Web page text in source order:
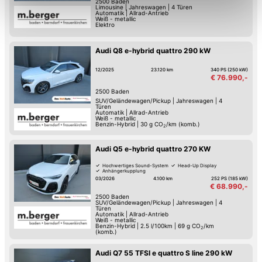
Einschränkung womöglich nicht mehr alle
Funktionalitäten der Website zur Verfügung stehen. Sie
Datenschutzerklärunganpassen.
Limousine| Jahreswagen
4 Türen
Automatik| Allrad-Antrieb
Weiß - metallic
Elektro
Audi Q8 e-hybrid quattro 290 kW
12/2025 23.120 km 340 PS (250 kW)
€ 76.990,-
2500 Baden
SUV/Geländewagen/Pickup| Jahreswagen
4
Türen
Automatik| Allrad-Antrieb
Weiß - metallic
Benzin-Hybrid
30 g CO2 /km (komb.)
Audi Q5 e-hybrid quattro 270 KW
Hochwertiges Sound-System
Head-Up Display
Anhängerkupplung
03/2026
4.100 km 252 PS (185 kW)
€ 68.990,-
2500 Baden
SUV/Geländewagen/Pickup| Jahreswagen
4
Türen
Automatik| Allrad-Antrieb
Weiß - metallic
Benzin-Hybrid
2.5 l/100km 69 g CO2 /km
(komb.)
Audi Q7 55 TFSI e quattro S line 290 kW